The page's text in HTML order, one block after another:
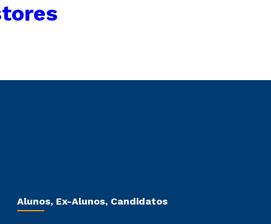
Alunos, Ex-Alunos, Candidatos